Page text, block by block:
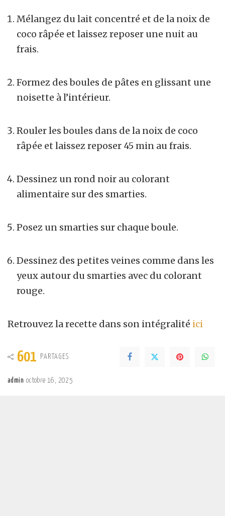
Mélangez du lait concentré et de la noix de
coco râpée et laissez reposer une nuit au
frais.
Formez des boules de pâtes en glissant une
noisette à l’intérieur.
Rouler les boules dans de la noix de coco
râpée et laissez reposer 45 min au frais.
Dessinez un rond noir au colorant
alimentaire sur des smarties.
Posez un smarties sur chaque boule.
Dessinez des petites veines comme dans les
yeux autour du smarties avec du colorant
rouge.
Retrouvez la recette dans son intégralité ici
601 PARTAGES
admin octobre 16, 2025